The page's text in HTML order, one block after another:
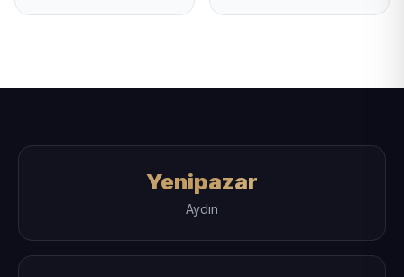
Yenipazar
Aydın